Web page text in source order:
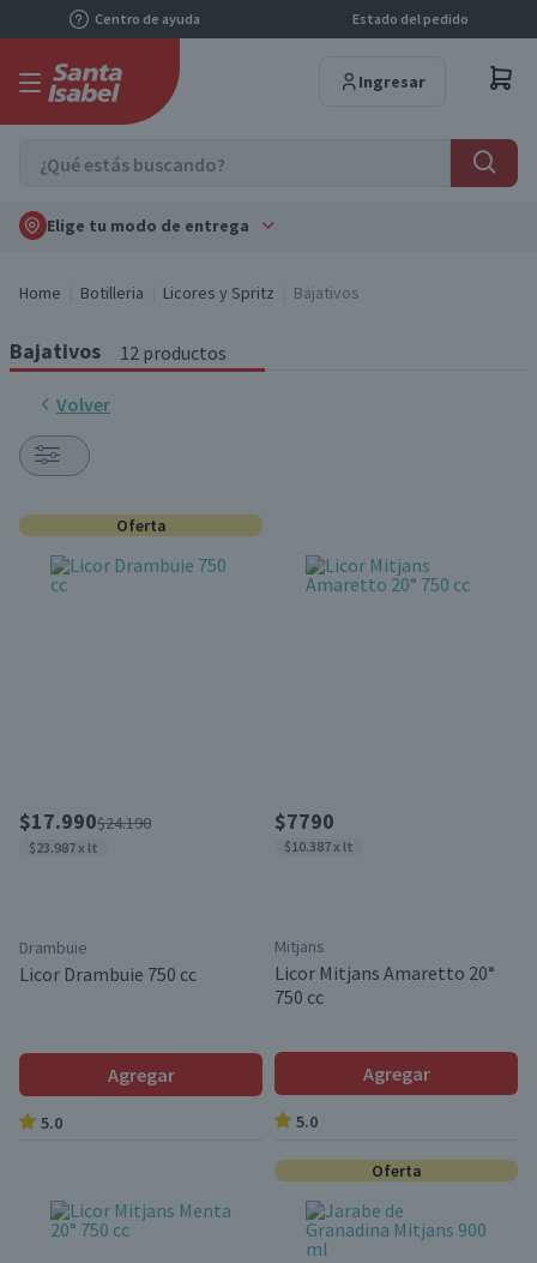
Centro de ayuda Estado del pedido
Ingresar
Elige tu modo de entrega
Home Botilleria Licores y Spritz Bajativos
Bajativos 12 productos
Volver
Oferta
$17.990$24.190
$23.987 x lt
Drambuie
Licor Drambuie 750 cc
Agregar
5.0
$7790
$10.387 x lt
Mitjans
Licor Mitjans Amaretto 20°
750 cc
Agregar
5.0
Oferta